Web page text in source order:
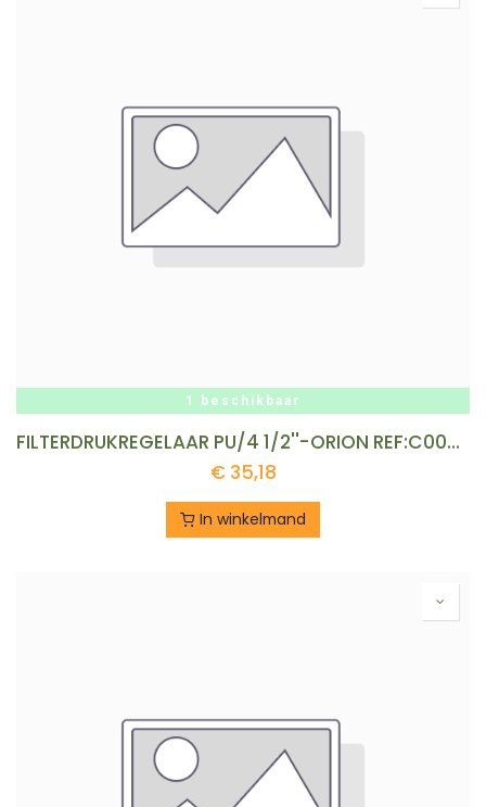
1 beschikbaar
FILTERDRUKREGELAAR PU/4 1/2''-ORION REF:C00010302
€ 35,18
In winkelmand